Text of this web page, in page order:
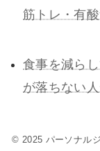
筋トレ・有
食事を減ら
が落ちない
© 2025 パーソナル